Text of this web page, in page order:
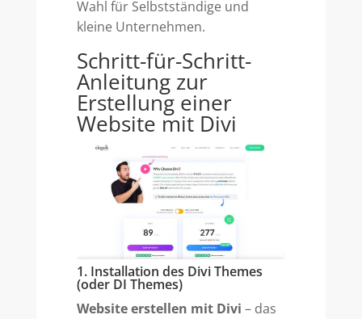
Wahl für Selbstständige und
kleine Unternehmen.
Schritt-für-Schritt-
Anleitung zur
Erstellung einer
Website mit Divi
1. Installation des Divi Themes
(oder DI Themes)
Website erstellen mit Divi – das